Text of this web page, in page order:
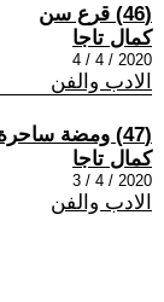
(46) قرع سن
كمال تاجا
2020 / 4 / 4
الادب والفن
(47) ومضة ساحرة
كمال تاجا
2020 / 4 / 3
الادب والفن